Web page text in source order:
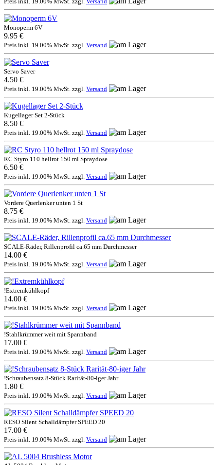
Monoperm 6V
9.95 €
Preis inkl. 19.00% MwSt. zzgl. Versand
Servo Saver
4.50 €
Preis inkl. 19.00% MwSt. zzgl. Versand
Kugellager Set 2-Stück
8.50 €
Preis inkl. 19.00% MwSt. zzgl. Versand
RC Styro 110 hellrot 150 ml Spraydose
6.50 €
Preis inkl. 19.00% MwSt. zzgl. Versand
Vordere Querlenker unten 1 St
8.75 €
Preis inkl. 19.00% MwSt. zzgl. Versand
SCALE-Räder, Rillenprofil ca.65 mm Durchmesser
14.00 €
Preis inkl. 19.00% MwSt. zzgl. Versand
!Extremkühlkopf
14.00 €
Preis inkl. 19.00% MwSt. zzgl. Versand
!Stahlkrümmer weit mit Spannband
17.00 €
Preis inkl. 19.00% MwSt. zzgl. Versand
!Schraubensatz 8-Stück Rarität-80-iger Jahr
1.80 €
Preis inkl. 19.00% MwSt. zzgl. Versand
RESO Silent Schalldämpfer SPEED 20
17.00 €
Preis inkl. 19.00% MwSt. zzgl. Versand